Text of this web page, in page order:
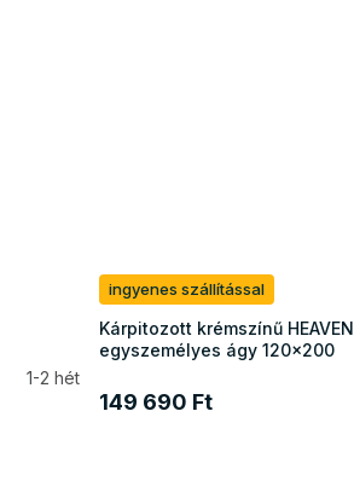
1-2 hét
ingyenes szállítással
Kárpitozott krémszínű HEAVEN
egyszemélyes ágy 120x200
149 690 Ft